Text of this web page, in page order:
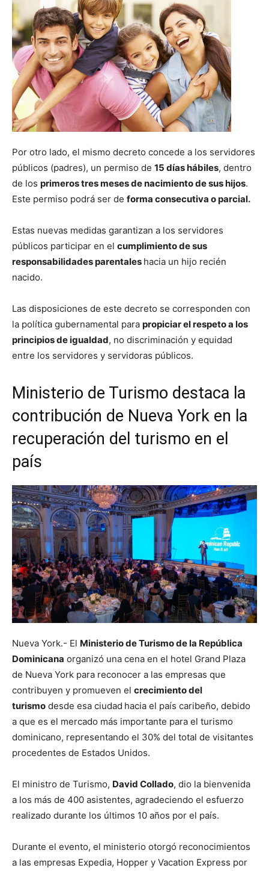
Por otro lado, el mismo decreto concede a los servidores
públicos (padres), un permiso de 15 días hábiles, dentro
de los primeros tres meses de nacimiento de sus hijos.
Este permiso podrá ser de forma consecutiva o parcial.
Estas nuevas medidas garantizan a los servidores
públicos participar en el cumplimiento de sus
responsabilidades parentales hacia un hijo recién
nacido.
Las disposiciones de este decreto se corresponden con
la política gubernamental para propiciar el respeto a los
principios de igualdad, no discriminación y equidad
entre los servidores y servidoras públicos.
Ministerio de Turismo destaca la
contribución de Nueva York en la
recuperación del turismo en el
país
Nueva York.- El Ministerio de Turismo de la República
Dominicana organizó una cena en el hotel Grand Plaza
de Nueva York para reconocer a las empresas que
contribuyen y promueven el crecimiento del
turismo desde esa ciudad hacia el país caribeño, debido
a que es el mercado más importante para el turismo
dominicano, representando el 30% del total de visitantes
procedentes de Estados Unidos.
El ministro de Turismo, David Collado, dio la bienvenida
a los más de 400 asistentes, agradeciendo el esfuerzo
realizado durante los últimos 10 años por el país.
Durante el evento, el ministerio otorgó reconocimientos
a las empresas Expedia, Hopper y Vacation Express por